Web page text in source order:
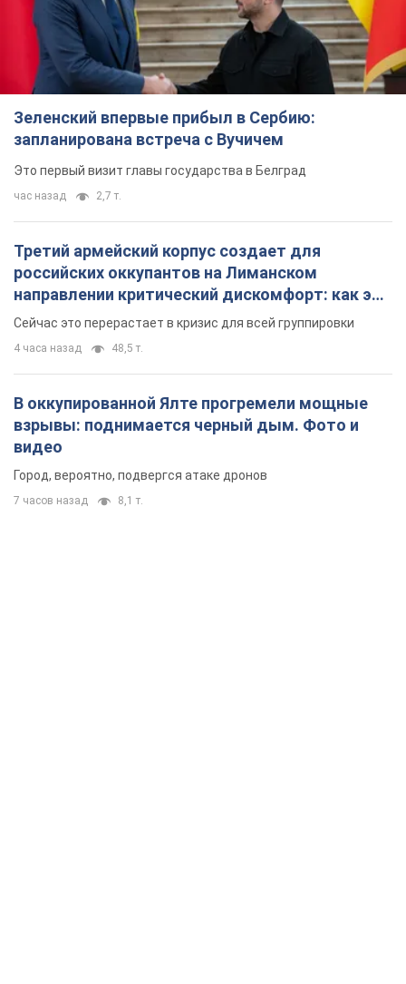
Зеленский впервые прибыл в Сербию:
запланирована встреча с Вучичем
Это первый визит главы государства в Белград
час назад 2,7 т.
Третий армейский корпус создает для
российских оккупантов на Лиманском
направлении критический дискомфорт: как это
удалось
Сейчас это перерастает в кризис для всей группировки
4 часа назад 48,5 т.
В оккупированной Ялте прогремели мощные
взрывы: поднимается черный дым. Фото и
видео
Город, вероятно, подвергся атаке дронов
7 часов назад 8,1 т.